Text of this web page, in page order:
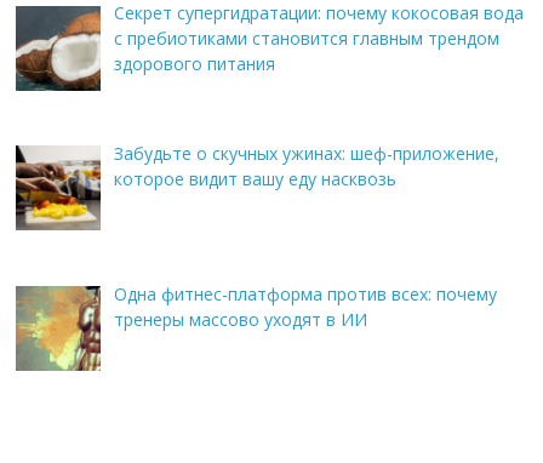
Секрет супергидратации: почему кокосовая вода
с пребиотиками становится главным трендом
здорового питания
Забудьте о скучных ужинах: шеф-приложение,
которое видит вашу еду насквозь
Одна фитнес-платформа против всех: почему
тренеры массово уходят в ИИ